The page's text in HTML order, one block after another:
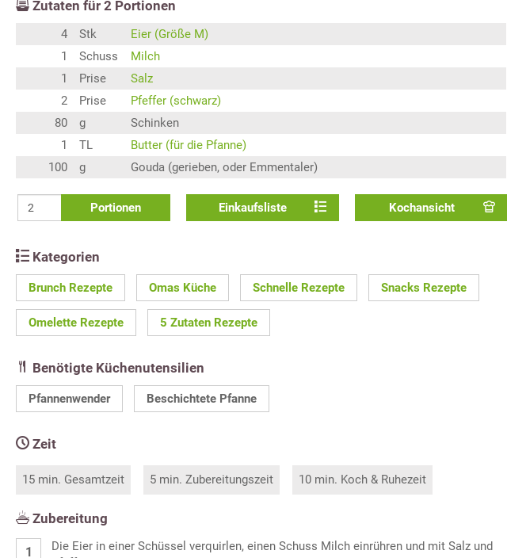
Zutaten für 2 Portionen
4 Stk
Eier (Größe M)
1
Schuss
Milch
1
Prise
Salz
2
Prise
Pfeffer (schwarz)
80
g
Schinken
1
TL
Butter (für die Pfanne)
100
g Gouda (gerieben, oder Emmentaler)
Portionen Einkaufsliste Kochansicht
Kategorien
Brunch Rezepte Omas Küche Schnelle Rezepte Snacks Rezepte
Omelette Rezepte 5 Zutaten Rezepte
Benötigte Küchenutensilien
Pfannenwender Beschichtete Pfanne
Zeit
15 min. Gesamtzeit 5 min. Zubereitungszeit 10 min. Koch & Ruhezeit
Zubereitung
Die Eier in einer Schüssel verquirlen, einen Schuss Milch einrühren und mit Salz und